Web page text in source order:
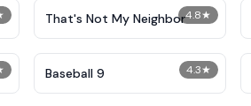
4.8★
That's Not My Neighbor
4.3★
Baseball 9